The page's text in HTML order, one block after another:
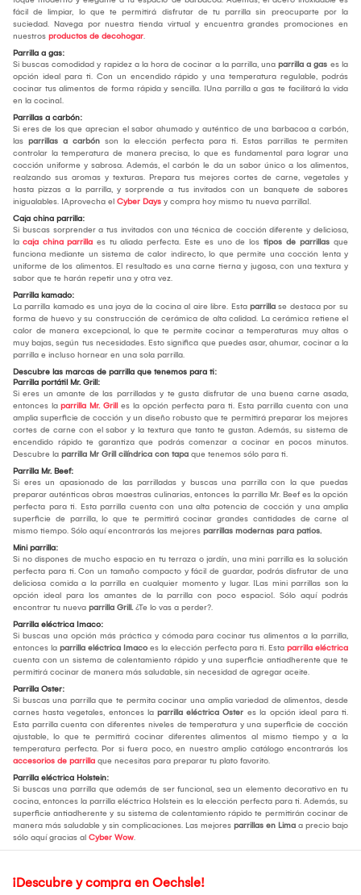
fácil de limpiar, lo que te permitirá disfrutar de tu parrilla sin preocuparte por la
suciedad. Navega por nuestra tienda virtual y encuentra grandes promociones en
nuestros productos de decohogar.
Parrilla a gas:
Si buscas comodidad y rapidez a la hora de cocinar a la parrilla, una parrilla a gas es la
opción ideal para ti. Con un encendido rápido y una temperatura regulable, podrás
cocinar tus alimentos de forma rápida y sencilla. ¡Una parrilla a gas te facilitará la vida
en la cocina!.
Parrillas a carbón:
Si eres de los que aprecian el sabor ahumado y auténtico de una barbacoa a carbón,
las parrillas a carbón son la elección perfecta para ti. Estas parrillas te permiten
controlar la temperatura de manera precisa, lo que es fundamental para lograr una
cocción uniforme y sabrosa. Además, el carbón le da un sabor único a los alimentos,
realzando sus aromas y texturas. Prepara tus mejores cortes de carne, vegetales y
hasta pizzas a la parrilla, y sorprende a tus invitados con un banquete de sabores
inigualables. ¡Aprovecha el Cyber Days y compra hoy mismo tu nueva parrilla!.
Caja china parrilla:
Si buscas sorprender a tus invitados con una técnica de cocción diferente y deliciosa,
la caja china parrilla es tu aliada perfecta. Este es uno de los tipos de parrillas que
funciona mediante un sistema de calor indirecto, lo que permite una cocción lenta y
uniforme de los alimentos. El resultado es una carne tierna y jugosa, con una textura y
sabor que te harán repetir una y otra vez.
Parrilla kamado:
La parrilla kamado es una joya de la cocina al aire libre. Esta parrilla se destaca por su
forma de huevo y su construcción de cerámica de alta calidad. La cerámica retiene el
calor de manera excepcional, lo que te permite cocinar a temperaturas muy altas o
muy bajas, según tus necesidades. Esto significa que puedes asar, ahumar, cocinar a la
parrilla e incluso hornear en una sola parrilla.
Descubre las marcas de parrilla que tenemos para ti:
Parrilla portátil Mr. Grill:
Si eres un amante de las parrilladas y te gusta disfrutar de una buena carne asada,
entonces la parrilla Mr. Grill es la opción perfecta para ti. Esta parrilla cuenta con una
amplia superficie de cocción y un diseño robusto que te permitirá preparar los mejores
cortes de carne con el sabor y la textura que tanto te gustan. Además, su sistema de
encendido rápido te garantiza que podrás comenzar a cocinar en pocos minutos.
Descubre la parrilla Mr Grill cilíndrica con tapa que tenemos sólo para ti.
Parrilla Mr. Beef:
Si eres un apasionado de las parrilladas y buscas una parrilla con la que puedas
preparar auténticas obras maestras culinarias, entonces la parrilla Mr. Beef es la opción
perfecta para ti. Esta parrilla cuenta con una alta potencia de cocción y una amplia
superficie de parrilla, lo que te permitirá cocinar grandes cantidades de carne al
mismo tiempo. Sólo aquí encontrarás las mejores parrillas modernas para patios.
Mini parrilla:
Si no dispones de mucho espacio en tu terraza o jardín, una mini parrilla es la solución
perfecta para ti. Con un tamaño compacto y fácil de guardar, podrás disfrutar de una
deliciosa comida a la parrilla en cualquier momento y lugar. ¡Las mini parrillas son la
opción ideal para los amantes de la parrilla con poco espacio!. Sólo aquí podrás
encontrar tu nueva parrilla Grill. ¿Te lo vas a perder?.
Parrilla eléctrica Imaco:
Si buscas una opción más práctica y cómoda para cocinar tus alimentos a la parrilla,
entonces la parrilla eléctrica Imaco es la elección perfecta para ti. Esta parrilla eléctrica
cuenta con un sistema de calentamiento rápido y una superficie antiadherente que te
permitirá cocinar de manera más saludable, sin necesidad de agregar aceite.
Parrilla Oster:
Si buscas una parrilla que te permita cocinar una amplia variedad de alimentos, desde
carnes hasta vegetales, entonces la parrilla eléctrica Oster es la opción ideal para ti.
Esta parrilla cuenta con diferentes niveles de temperatura y una superficie de cocción
ajustable, lo que te permitirá cocinar diferentes alimentos al mismo tiempo y a la
temperatura perfecta. Por si fuera poco, en nuestro amplio catálogo encontrarás los
accesorios de parrilla que necesitas para preparar tu plato favorito.
Parrilla eléctrica Holstein:
Si buscas una parrilla que además de ser funcional, sea un elemento decorativo en tu
cocina, entonces la parrilla eléctrica Holstein es la elección perfecta para ti. Además, su
superficie antiadherente y su sistema de calentamiento rápido te permitirán cocinar de
manera más saludable y sin complicaciones. Las mejores parrillas en Lima a precio bajo
sólo aquí gracias al Cyber Wow.
¡Descubre y compra en Oechsle!